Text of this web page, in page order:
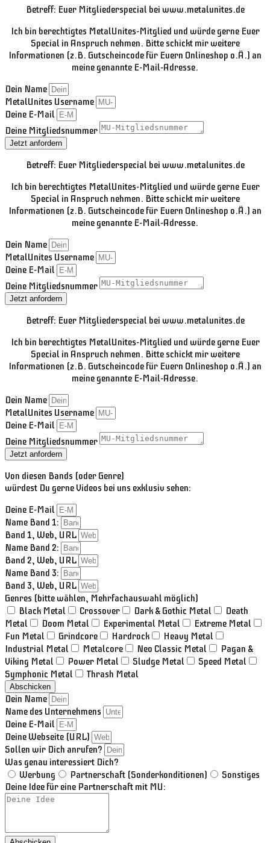
Betreff: Euer Mitgliederspecial bei www.metalunites.de
Ich bin berechtigtes MetalUnites-Mitglied und würde gerne Euer
Special in Anspruch nehmen. Bitte schickt mir weitere
Informationen (z.B. Gutscheincode für Euern Onlineshop o.Ä.) an
meine genannte E-Mail-Adresse.
Dein Name
MetalUnites Username
Deine E-Mail
Deine Mitgliedsnummer
Jetzt anfordern
Betreff: Euer Mitgliederspecial bei www.metalunites.de
Ich bin berechtigtes MetalUnites-Mitglied und würde gerne Euer
Special in Anspruch nehmen. Bitte schickt mir weitere
Informationen (z.B. Gutscheincode für Euern Onlineshop o.Ä.) an
meine genannte E-Mail-Adresse.
Dein Name
MetalUnites Username
Deine E-Mail
Deine Mitgliedsnummer
Jetzt anfordern
Betreff: Euer Mitgliederspecial bei www.metalunites.de
Ich bin berechtigtes MetalUnites-Mitglied und würde gerne Euer
Special in Anspruch nehmen. Bitte schickt mir weitere
Informationen (z.B. Gutscheincode für Euern Onlineshop o.Ä.) an
meine genannte E-Mail-Adresse.
Dein Name
MetalUnites Username
Deine E-Mail
Deine Mitgliedsnummer
Jetzt anfordern
Von diesen Bands (oder Genre)
würdest Du gerne Videos bei uns exklusiv sehen:
Deine E-Mail
Name Band 1:
Band 1, Web, URL
Name Band 2:
Band 2, Web, URL
Name Band 3:
Band 3, Web, URL
Genres (bitte wählen, Mehrfachauswahl möglich)
Black Metal
Crossover Dark & Gothic Metal
Death
Metal
Doom Metal Experimental Metal
Extreme Metal
Fun Metal
Grindcore Hardrock
Heavy Metal
Industrial Metal
Metalcore Neo Classic Metal
Pagan &
Viking Metal
Power Metal Sludge Metal
Speed Metal
Symphonic Metal
Thrash Metal
Abschicken
Dein Name
Name des Unternehmens
Deine E-Mail
Deine Webseite (URL)
Sollen wir Dich anrufen?
Was genau interessiert Dich?
Werbung
Partnerschaft (Sonderkonditionen)
Sonstiges
Deine Idee für eine Partnerschaft mit MU: